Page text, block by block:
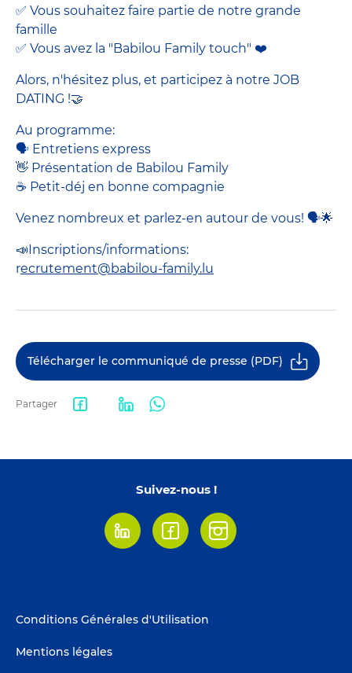
✅ Vous souhaitez faire partie de notre grande
famille
✅ Vous avez la "Babilou Family touch" ❤️
Alors, n'hésitez plus, et participez à notre JOB
DATING !🤝
Au programme:
🗣️ Entretiens express
👋 Présentation de Babilou Family
☕ Petit-déj en bonne compagnie
Venez nombreux et parlez-en autour de vous! 🗣️🌟
📣Inscriptions/informations:
recrutement@babilou-family.lu
Télécharger le communiqué de presse (PDF)
Partager
Suivez-nous !
LinkedinFacebookInstagram
Footer
Conditions Générales d'Utilisation
Mentions légales